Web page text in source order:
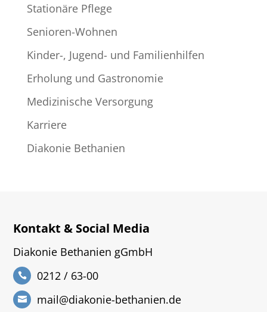
Stationäre Pflege
Senioren-Wohnen
Kinder-, Jugend- und Familienhilfen
Erholung und Gastronomie
Medizinische Versorgung
Karriere
Diakonie Bethanien
Kontakt & Social Media
Diakonie Bethanien gGmbH
0212 / 63-00
mail@diakonie-bethanien.de